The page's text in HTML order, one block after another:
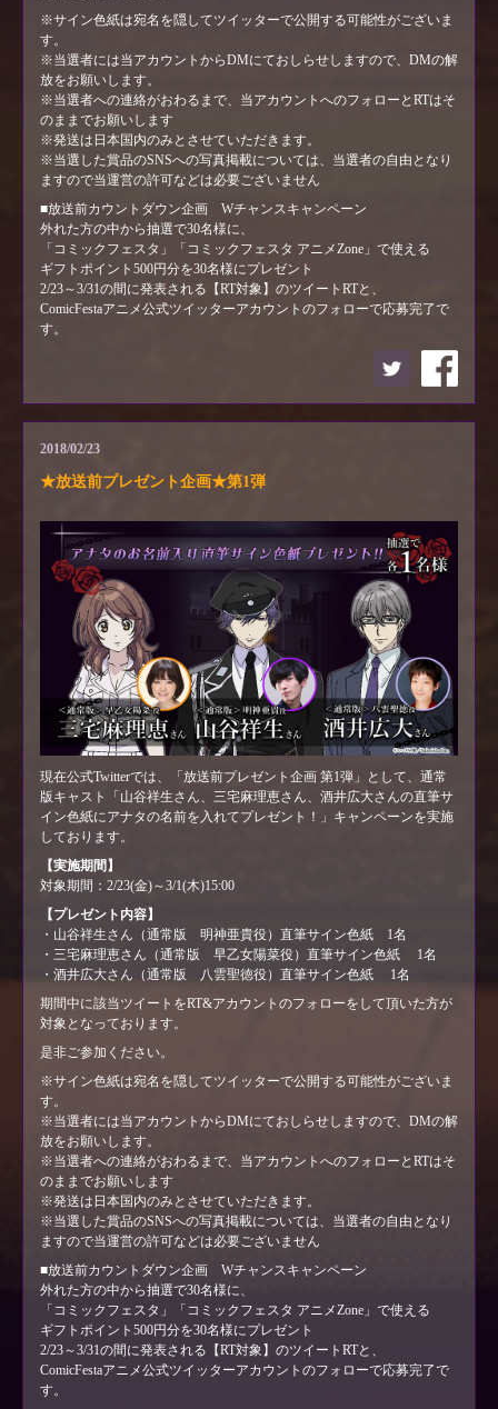
※サイン色紙は宛名を隠してツイッターで公開する可能性がございま
す。
※当選者には当アカウントからDMにておしらせしますので、DMの解
放をお願いします。
※当選者への連絡がおわるまで、当アカウントへのフォローとRTはそ
のままでお願いします
※発送は日本国内のみとさせていただきます。
※当選した賞品のSNSへの写真掲載については、当選者の自由となり
ますので当運営の許可などは必要ございません
■放送前カウントダウン企画 Wチャンスキャンペーン
外れた方の中から抽選で30名様に、
「コミックフェスタ」「コミックフェスタ アニメZone」で使える
ギフトポイント500円分を30名様にプレゼント
2/23～3/31の間に発表される【RT対象】のツイートRTと、
ComicFestaアニメ公式ツイッターアカウントのフォローで応募完了で
す。
2018/02/23
★放送前プレゼント企画★第1弾
現在公式Twitterでは、「放送前プレゼント企画 第1弾」として、通常
版キャスト「山谷祥生さん、三宅麻理恵さん、酒井広大さんの直筆サ
イン色紙にアナタの名前を入れてプレゼント！」キャンペーンを実施
しております。
【実施期間】
対象期間：2/23(金)～3/1(木)15:00
【プレゼント内容】
・山谷祥生さん（通常版 明神亜貴役）直筆サイン色紙 1名
・三宅麻理恵さん（通常版 早乙女陽菜役）直筆サイン色紙 1名
・酒井広大さん（通常版 八雲聖徳役）直筆サイン色紙 1名
期間中に該当ツイートをRT&アカウントのフォローをして頂いた方が
対象となっております。
是非ご参加ください。
※サイン色紙は宛名を隠してツイッターで公開する可能性がございま
す。
※当選者には当アカウントからDMにておしらせしますので、DMの解
放をお願いします。
※当選者への連絡がおわるまで、当アカウントへのフォローとRTはそ
のままでお願いします
※発送は日本国内のみとさせていただきます。
※当選した賞品のSNSへの写真掲載については、当選者の自由となり
ますので当運営の許可などは必要ございません
■放送前カウントダウン企画 Wチャンスキャンペーン
外れた方の中から抽選で30名様に、
「コミックフェスタ」「コミックフェスタ アニメZone」で使える
ギフトポイント500円分を30名様にプレゼント
2/23～3/31の間に発表される【RT対象】のツイートRTと、
ComicFestaアニメ公式ツイッターアカウントのフォローで応募完了で
す。